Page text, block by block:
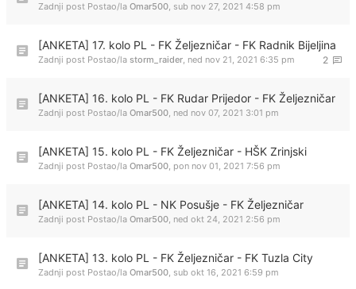
Zadnji post Postao/la Omar500, sub nov 27, 2021 4:58 pm
[ANKETA] 17. kolo PL - FK Željezničar - FK Radnik Bijeljina
2
Zadnji post Postao/la storm_raider, ned nov 21, 2021 6:35 pm
[ANKETA] 16. kolo PL - FK Rudar Prijedor - FK Željezničar
Zadnji post Postao/la Omar500, ned nov 07, 2021 3:01 pm
[ANKETA] 15. kolo PL - FK Željezničar - HŠK Zrinjski
Zadnji post Postao/la Omar500, pon nov 01, 2021 7:56 pm
[ANKETA] 14. kolo PL - NK Posušje - FK Željezničar
Zadnji post Postao/la Omar500, ned okt 24, 2021 2:56 pm
[ANKETA] 13. kolo PL - FK Željezničar - FK Tuzla City
Zadnji post Postao/la Omar500, sub okt 16, 2021 6:59 pm